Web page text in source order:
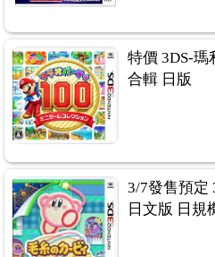
特價 3DS-瑪
合輯 日版
3/7發售預定
日文版 日規